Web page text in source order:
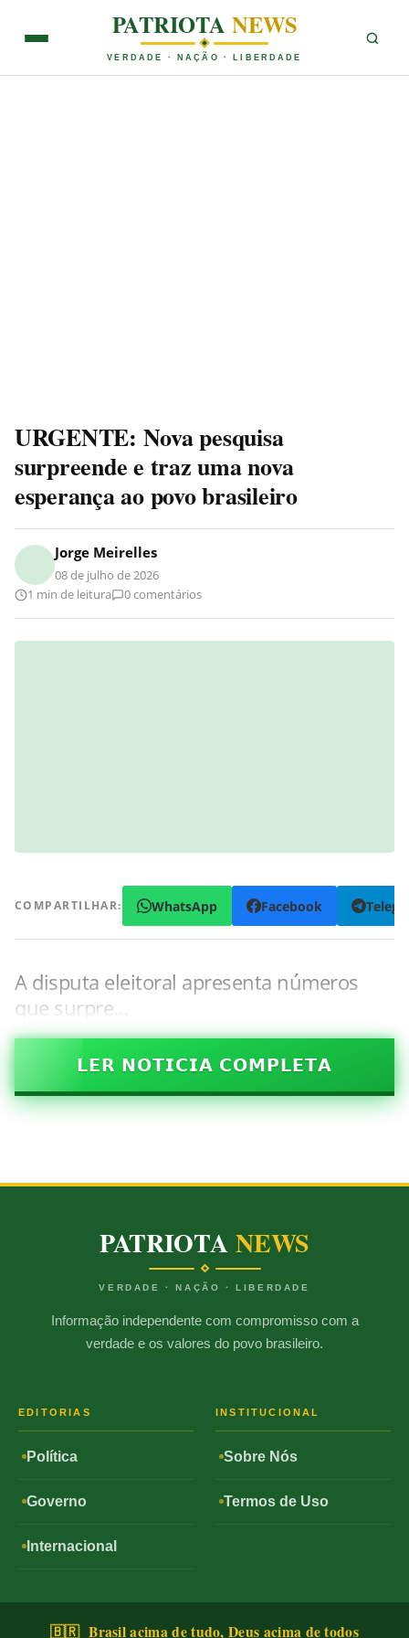
PATRIOTANEWS
VERDADE · NAÇÃO · LIBERDADE
URGENTE: Nova pesquisa
surpreende e traz uma nova
esperança ao povo brasileiro
Jorge Meirelles
08 de julho de 2026
1 min de leitura
0 comentários
COMPARTILHAR: WhatsApp Facebook
A disputa eleitoral apresenta números
que surpre…
𝗟𝗘𝗥 𝗡𝗢𝗧𝗜𝗖𝗜𝗔 𝗖𝗢𝗠𝗣𝗟𝗘𝗧𝗔
PATRIOTANEWS
VERDADE · NAÇÃO · LIBERDADE
Informação independente com compromisso com a
verdade e os valores do povo brasileiro.
EDITORIAS
Política
Governo
Internacional
INSTITUCIONAL
Sobre Nós
Termos de Uso
🇧🇷 Brasil acima de tudo, Deus acima de todos